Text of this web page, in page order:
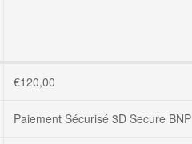
€120,00
Paiement Sécurisé 3D Secure BNP